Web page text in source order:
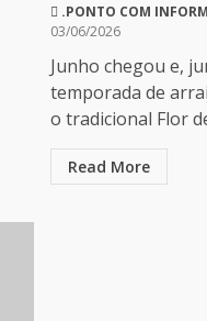
.PONTO COM
03/06/2026
Junho chegou e,
temporada de
o tradicional Flor
Read More